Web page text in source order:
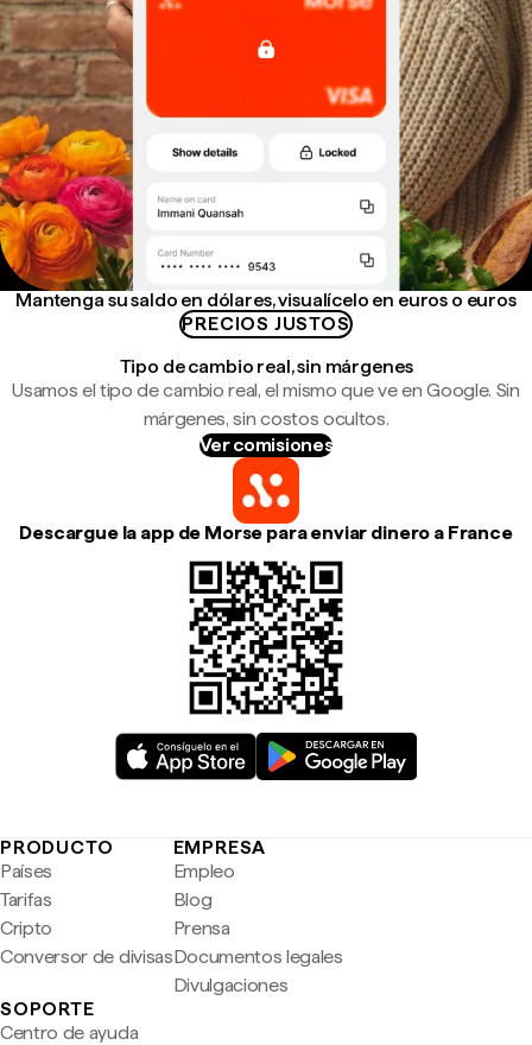
Mantenga su saldo en dólares, visualícelo en euros o euros
PRECIOS JUSTOS
Tipo de cambio real, sin márgenes
Usamos el tipo de cambio real, el mismo que ve en Google. Sin
márgenes, sin costos ocultos.
Ver comisiones
Descargue la app de Morse para enviar dinero a France
PRODUCTO
Países
Tarifas
Cripto
Conversor de divisas
EMPRESA
Empleo
Blog
Prensa
Documentos legales
Divulgaciones
SOPORTE
Centro de ayuda